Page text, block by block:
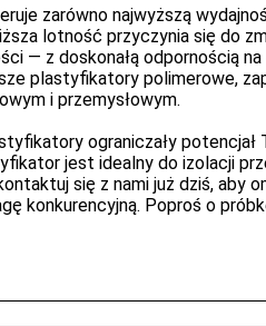
zarówno najwyższą
lotność przyczynia się do
— z doskonałą odpornością
plastyfikatory polimerowe,
i przemysłowym.
ograniczały
jest idealny do izolacji
się z nami już dziś,
konkurencyjną. Poproś o